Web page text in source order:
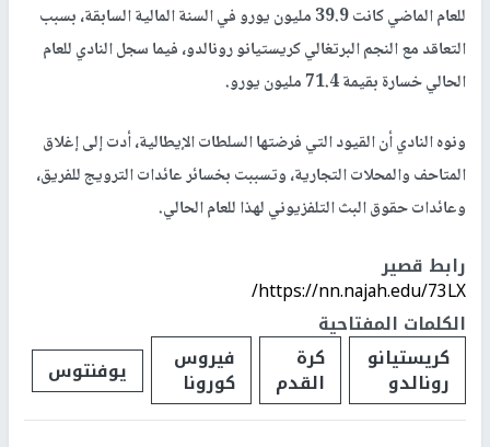
للعام الماضي كانت 39.9 مليون يورو في السنة المالية السابقة، بسبب
التعاقد مع النجم البرتغالي كريستيانو رونالدو، فيما سجل النادي للعام
الحالي خسارة بقيمة 71.4 مليون يورو.
ونوه النادي أن القيود التي فرضتها السلطات الإيطالية، أدت إلى إغلاق
المتاحف والمحلات التجارية، وتسببت بخسائر عائدات الترويج للفريق،
وعائدات حقوق البث التلفزيوني لهذا للعام الحالي.
رابط قصير
https://nn.najah.edu/73LX/
الكلمات المفتاحية
كريستيانو
رونالدو
كرة
القدم
فيروس
كورونا يوفنتوس